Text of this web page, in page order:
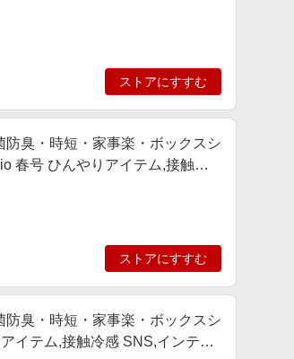
ストアにすすむ
臭・時短・家事楽・ボックスシ
春号 ひんやりアイテム,接触冷
ストアにすすむ
臭・時短・家事楽・ボックスシ
イテム,接触冷感 SNS,インテリ